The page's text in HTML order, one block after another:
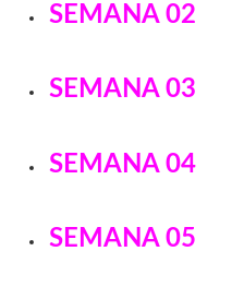
SEMANA 02
SEMANA 03
SEMANA 04
SEMANA 05